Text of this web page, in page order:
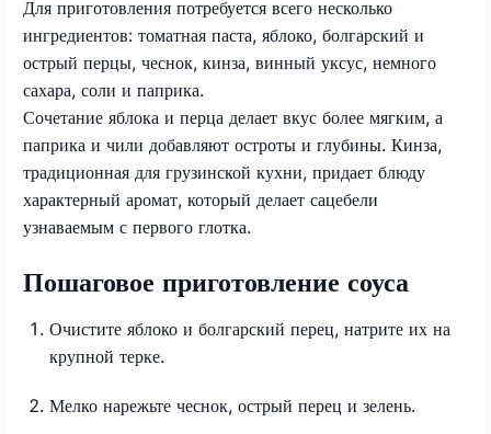
Для приготовления потребуется всего несколько
ингредиентов: томатная паста, яблоко, болгарский и
острый перцы, чеснок, кинза, винный уксус, немного
сахара, соли и паприка.
Сочетание яблока и перца делает вкус более мягким, а
паприка и чили добавляют остроты и глубины. Кинза,
традиционная для грузинской кухни, придает блюду
характерный аромат, который делает сацебели
узнаваемым с первого глотка.
Пошаговое приготовление соуса
Очистите яблоко и болгарский перец, натрите их на
крупной терке.
Мелко нарежьте чеснок, острый перец и зелень.